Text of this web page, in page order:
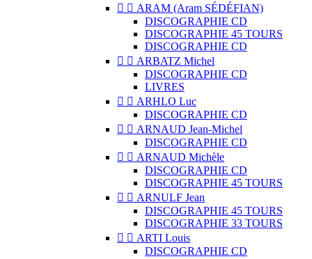
  ARAM (Aram SÉDÉFIAN)
DISCOGRAPHIE CD
DISCOGRAPHIE 45 TOURS
DISCOGRAPHIE CD
  ARBATZ Michel
DISCOGRAPHIE CD
LIVRES
  ARHLO Luc
DISCOGRAPHIE CD
  ARNAUD Jean-Michel
DISCOGRAPHIE CD
  ARNAUD Michèle
DISCOGRAPHIE CD
DISCOGRAPHIE 45 TOURS
  ARNULF Jean
DISCOGRAPHIE 45 TOURS
DISCOGRAPHIE 33 TOURS
  ARTI Louis
DISCOGRAPHIE CD